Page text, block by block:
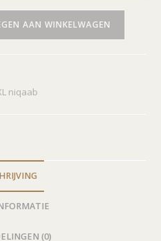
AAN WINKELWAGEN
niqaab
(0)